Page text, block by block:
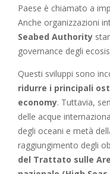
Paese è chiamato a
Anche organizzazioni
Seabed Authority
governance degli
Questi sviluppi sono
ridurre i principali
economy. Tuttavia,
delle acque
degli oceani e metà
raggiungimento degli
del Trattato sulle